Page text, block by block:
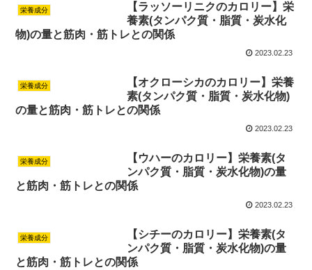
栄養成分
【ラッソーリニクのカロリー】栄
養素(タンパク質・脂質・炭水化
物)の量と筋肉・筋トレとの関係
2023.02.23
栄養成分
【オクローシカのカロリー】栄養
素(タンパク質・脂質・炭水化物)
の量と筋肉・筋トレとの関係
2023.02.23
栄養成分
【ウハーのカロリー】栄養素(タ
ンパク質・脂質・炭水化物)の量
と筋肉・筋トレとの関係
2023.02.23
栄養成分
【シチーのカロリー】栄養素(タ
ンパク質・脂質・炭水化物)の量
と筋肉・筋トレとの関係